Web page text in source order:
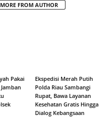
MORE FROM AUTHOR
Pakai
Ekspedisi Merah Putih
Polda Riau Sambangi
Rupat, Bawa Layanan
Kesehatan Gratis Hingga
Dialog Kebangsaan